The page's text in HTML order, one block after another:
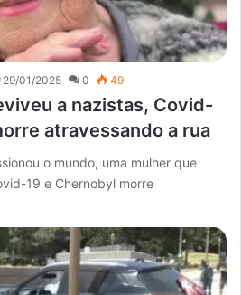
29/01/2025 0 49
a nazistas, Covid-
atravessando a rua
o mundo, uma mulher que
19 e Chernobyl morre